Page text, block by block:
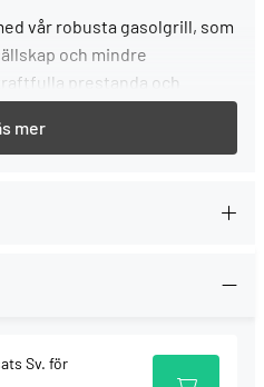
vår robusta gasolgrill, som
och mindre
prestanda och
matlagningen enklare och
ger dig möjlighet att
är grillen enkel att
och erfarna
Sv. för